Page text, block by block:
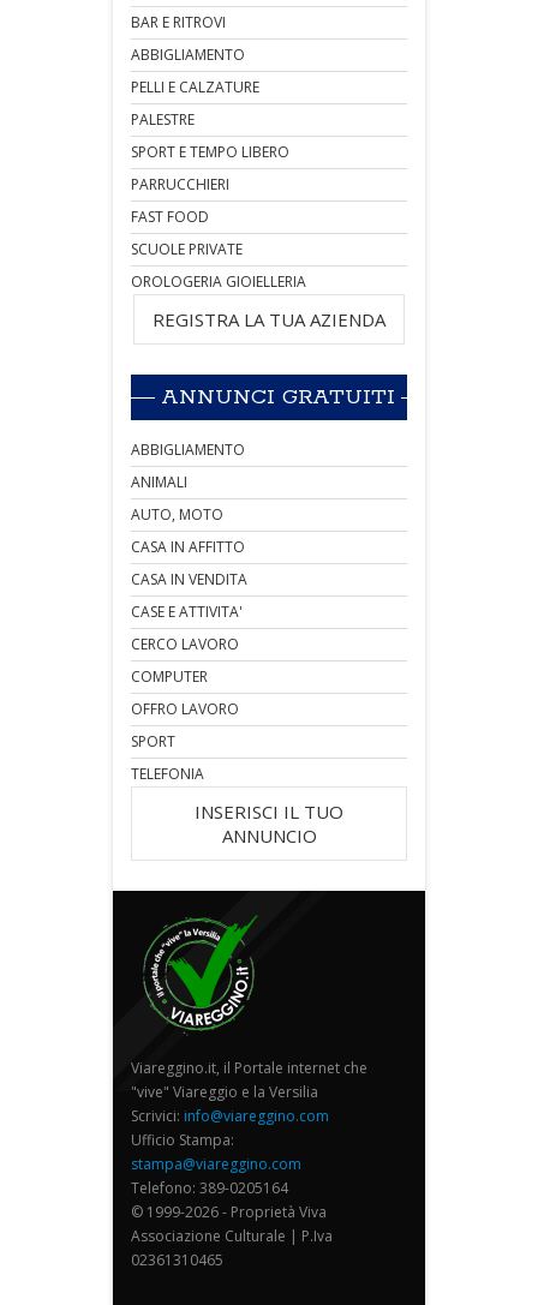
BAR E RITROVI
ABBIGLIAMENTO
PELLI E CALZATURE
PALESTRE
SPORT E TEMPO LIBERO
PARRUCCHIERI
FAST FOOD
SCUOLE PRIVATE
OROLOGERIA GIOIELLERIA
REGISTRA LA TUA AZIENDA
ANNUNCI GRATUITI
ABBIGLIAMENTO
ANIMALI
AUTO, MOTO
CASA IN AFFITTO
CASA IN VENDITA
CASE E ATTIVITA'
CERCO LAVORO
COMPUTER
OFFRO LAVORO
SPORT
TELEFONIA
INSERISCI IL TUO
ANNUNCIO
Viareggino.it, il Portale internet che
"vive" Viareggio e la Versilia
Scrivici: info@viareggino.com
Ufficio Stampa:
stampa@viareggino.com
Telefono: 389-0205164
© 1999-2026 - Proprietà Viva
Associazione Culturale | P.Iva
02361310465